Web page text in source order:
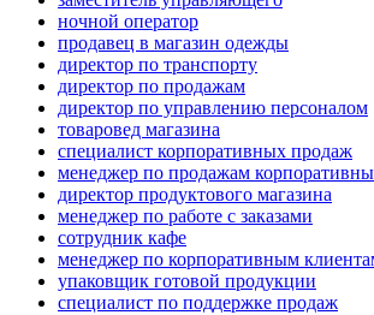
ночной оператор
продавец в магазин одежды
директор по транспорту
директор по продажам
директор по управлению персоналом
товаровед магазина
специалист корпоративных продаж
менеджер по продажам
директор продуктового магазина
менеджер по работе с заказами
сотрудник кафе
менеджер по корпоративным
упаковщик готовой продукции
специалист по поддержке продаж